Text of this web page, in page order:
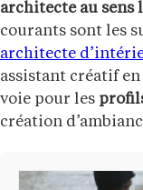
architecte au sens
courants sont les
architecte
assistant créatif en
voie pour les
création